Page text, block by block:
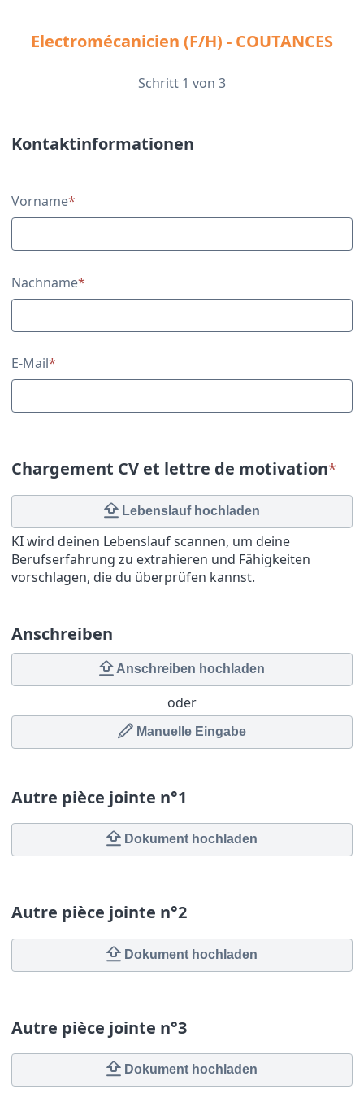
Electromécanicien (F/H) - COUTANCES
Schritt 1 von 3
Kontaktinformationen
Kontaktinformationen
Vorname*
Nachname*
E-Mail*
Chargement CV et lettre de motivation*
Lebenslauf hochladen
KI wird deinen Lebenslauf scannen, um deine
Berufserfahrung zu extrahieren und Fähigkeiten
vorschlagen, die du überprüfen kannst.
Anschreiben
Anschreiben hochladen
oder
Manuelle Eingabe
Autre pièce jointe n°1
Dokument hochladen
Autre pièce jointe n°2
Dokument hochladen
Autre pièce jointe n°3
Dokument hochladen